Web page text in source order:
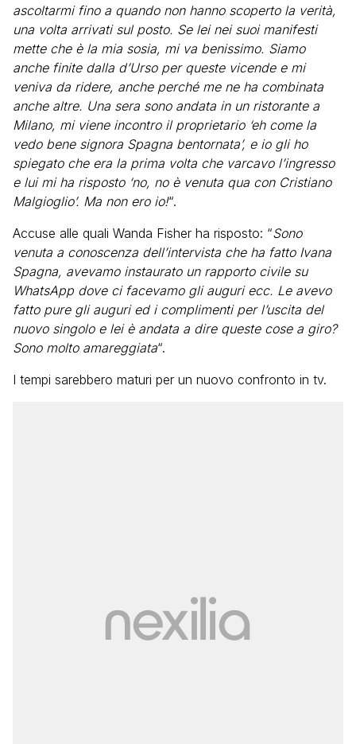
ascoltarmi fino a quando non hanno scoperto la verità,
una volta arrivati sul posto. Se lei nei suoi manifesti
mette che è la mia sosia, mi va benissimo. Siamo
anche finite dalla d’Urso per queste vicende e mi
veniva da ridere, anche perché me ne ha combinata
anche altre. Una sera sono andata in un ristorante a
Milano, mi viene incontro il proprietario ‘eh come la
vedo bene signora Spagna bentornata’, e io gli ho
spiegato che era la prima volta che varcavo l’ingresso
e lui mi ha risposto ‘no, no è venuta qua con Cristiano
Malgioglio’. Ma non ero io!“.
Accuse alle quali Wanda Fisher ha risposto: “Sono
venuta a conoscenza dell’intervista che ha fatto Ivana
Spagna, avevamo instaurato un rapporto civile su
WhatsApp dove ci facevamo gli auguri ecc. Le avevo
fatto pure gli auguri ed i complimenti per l’uscita del
nuovo singolo e lei è andata a dire queste cose a giro?
Sono molto amareggiata“.
I tempi sarebbero maturi per un nuovo confronto in tv.